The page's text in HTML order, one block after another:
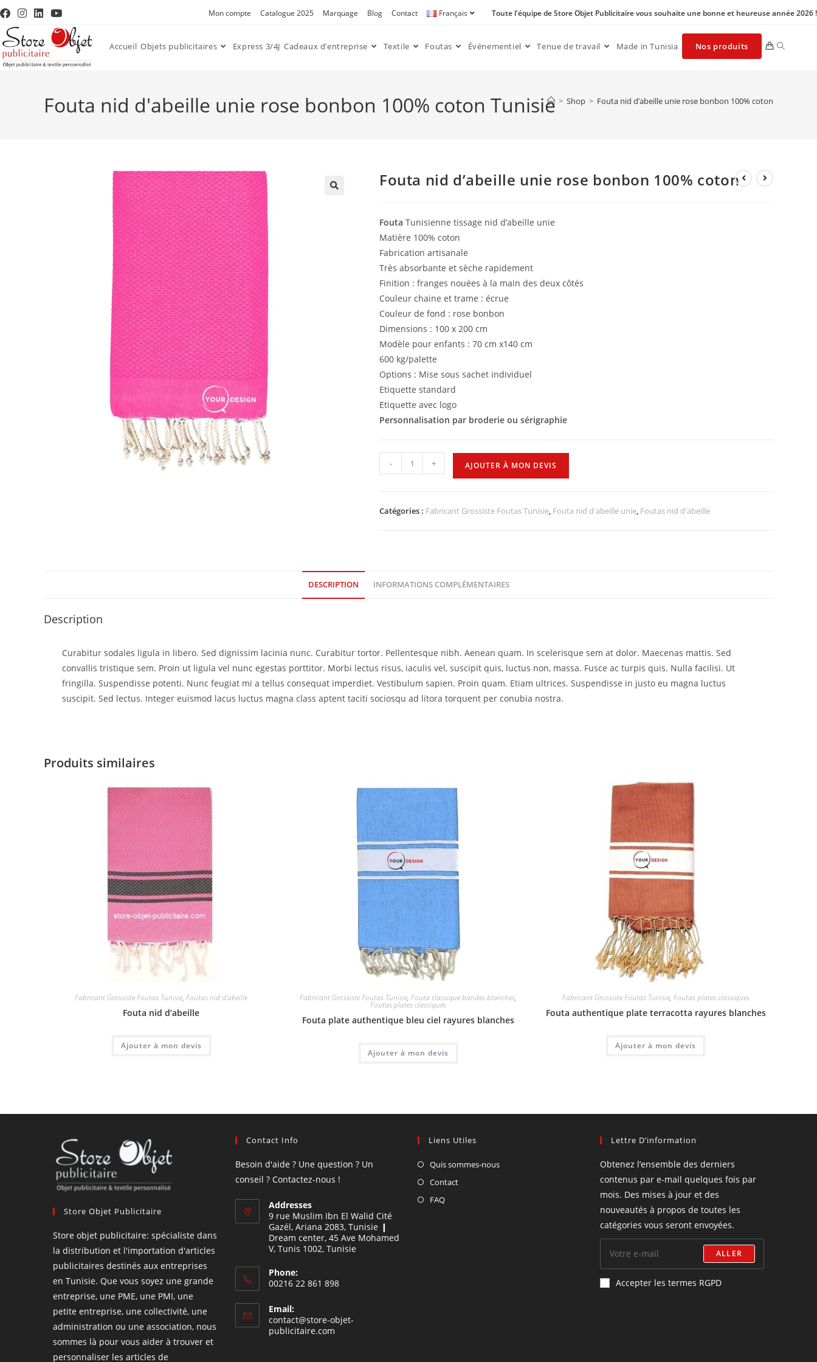
Mon compte Catalogue 2025 Marquage Blog Contact Français Toute l'équipe de Store Objet Publicitaire vous souhaite une bonne et heureuse année 2026 !
Accueil Objets publicitaires Express 3/4J Cadeaux d’entreprise Textile Foutas Événementiel Tenue de travail Made in Tunisia Nos produits
Fouta nid d'abeille unie rose bonbon 100% coton Tunisie > Shop > Fouta nid d’abeille unie rose bonbon 100% coton
Fouta nid d’abeille unie rose bonbon 100% coton
Fouta Tunisienne tissage nid d’abeille unie
Matière 100% coton
Fabrication artisanale
Très absorbante et sèche rapidement
Finition : franges nouées à la main des deux côtés
Couleur chaine et trame : écrue
Couleur de fond : rose bonbon
Dimensions : 100 x 200 cm
Modèle pour enfants : 70 cm x140 cm
600 kg/palette
Options : Mise sous sachet individuel
Etiquette standard
Etiquette avec logo
Personnalisation par broderie ou sérigraphie
- + AJOUTER À MON DEVIS
Catégories : Fabricant Grossiste Foutas Tunisie, Fouta nid d'abeille unie, Foutas nid d'abeille
DESCRIPTION INFORMATIONS COMPLÉMENTAIRES
Description
Curabitur sodales ligula in libero. Sed dignissim lacinia nunc. Curabitur tortor. Pellentesque nibh. Aenean quam. In scelerisque sem at dolor. Maecenas mattis. Sed
convallis tristique sem. Proin ut ligula vel nunc egestas porttitor. Morbi lectus risus, iaculis vel, suscipit quis, luctus non, massa. Fusce ac turpis quis. Nulla facilisi. Ut
fringilla. Suspendisse potenti. Nunc feugiat mi a tellus consequat imperdiet. Vestibulum sapien. Proin quam. Etiam ultrices. Suspendisse in justo eu magna luctus
suscipit. Sed lectus. Integer euismod lacus luctus magna class aptent taciti sociosqu ad litora torquent per conubia nostra.
Produits similaires
Fabricant Grossiste Foutas Tunisie,Foutas nid d'abeille
Fouta nid d’abeille
Ajouter à mon devis
Fabricant Grossiste Foutas Tunisie,Fouta classique bandes blanches,
Foutas plates classiques
Fouta plate authentique bleu ciel rayures blanches
Ajouter à mon devis
Fabricant Grossiste Foutas Tunisie, Foutas plates classiques
Fouta authentique plate terracotta rayures blanches
Ajouter à mon devis
Store Objet Publicitaire
Store objet publicitaire: spécialiste dans
la distribution et l'importation d'articles
publicitaires destinés aux entreprises
en Tunisie. Que vous soyez une grande
entreprise, une PME, une PMI, une
petite entreprise, une collectivité, une
administration ou une association, nous
sommes là pour vous aider à trouver et
personnaliser les articles de
Contact Info
Besoin d'aide ? Une question ? Un
conseil ? Contactez-nous !
Addresses
9 rue Muslim Ibn El Walid Cité
Gazél, Ariana 2083, Tunisie ❙
Dream center, 45 Ave Mohamed
V, Tunis 1002, Tunisie
Phone:
00216 22 861 898
Email:
contact@store-objet-
publicitaire.com
Liens Utiles
Quis sommes-nous
Contact
FAQ
Lettre D’information
Obtenez l’ensemble des derniers
contenus par e-mail quelques fois par
mois. Des mises à jour et des
nouveautés à propos de toutes les
catégories vous seront envoyées.
ALLER
Accepter les termes RGPD